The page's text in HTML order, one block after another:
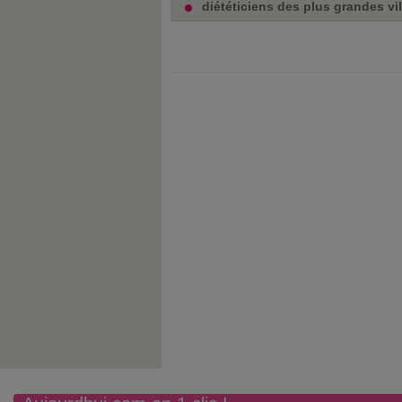
diététiciens des plus grandes